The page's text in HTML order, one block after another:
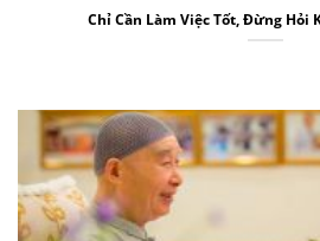
Chỉ Cần Làm Việc Tốt, Đừng Hỏi